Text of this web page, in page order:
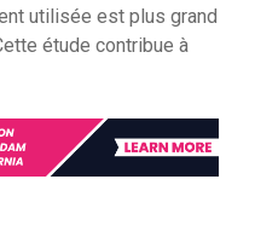
utilisée est plus grand
étude contribue à